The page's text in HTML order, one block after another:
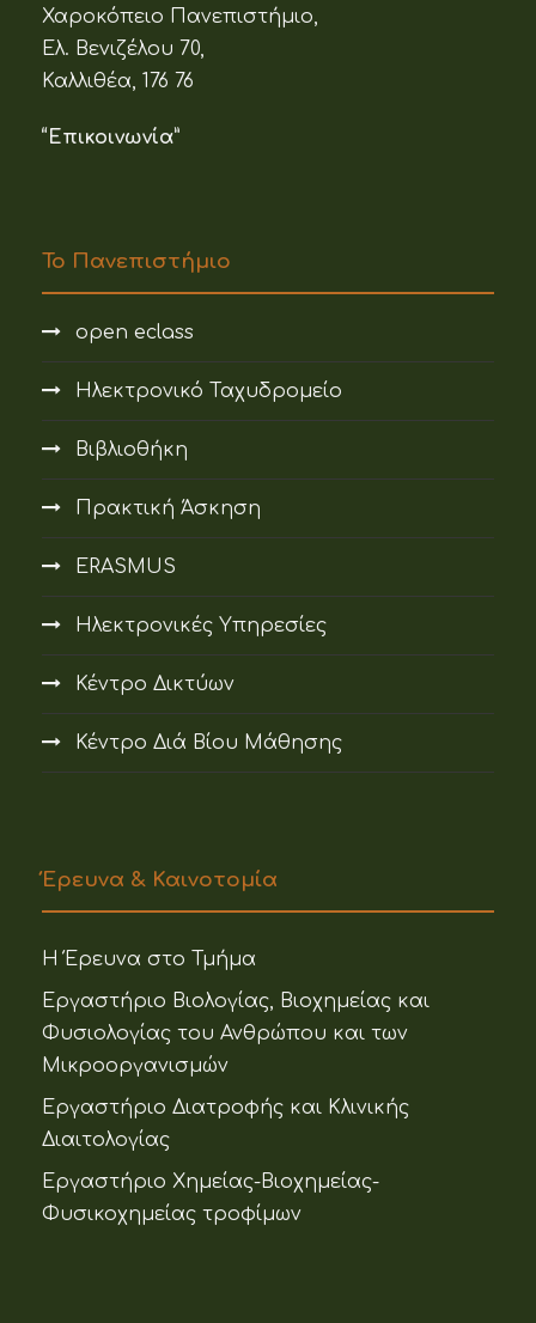
Χαροκόπειο Πανεπιστήμιο,
Ελ. Βενιζέλου 70,
Καλλιθέα, 176 76
“Επικοινωνία”
Το Πανεπιστήμιο
open eclass
Ηλεκτρονικό Ταχυδρομείο
Βιβλιοθήκη
Πρακτική Άσκηση
ERASMUS
Ηλεκτρονικές Υπηρεσίες
Κέντρο Δικτύων
Κέντρο Διά Βίου Μάθησης
Έρευνα & Καινοτομία
Η Έρευνα στο Τμήμα
Εργαστήριο Βιολογίας, Βιοχημείας και
Φυσιολογίας του Ανθρώπου και των
Μικροοργανισμών
Εργαστήριο Διατροφής και Κλινικής
Διαιτολογίας
Εργαστήριο Χημείας-Βιοχημείας-
Φυσικοχημείας τροφίμων